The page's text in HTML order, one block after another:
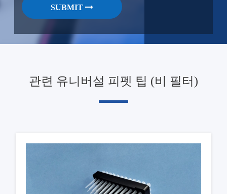
SUBMIT
관련 유니버설 피펫 팁 (비 필터)